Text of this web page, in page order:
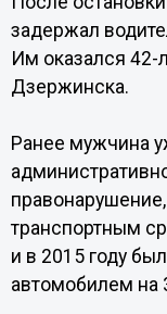
задержал
Им оказался 42-
Дзержинска.
Ранее мужчина
транспортным
и в 2015 году
автомобилем на